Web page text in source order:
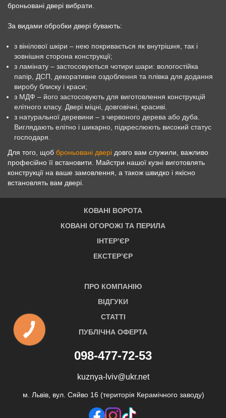
броньовані двері вибрати.
За видами обробки двері бувають:
з вінілової шкіри – нею покривається як внутрішня, так і
зовнішня сторона конструкції;
з ламінату – застосовуються чотири шари: вологостійка
папір, ДСП, декоративне оздоблення та плівка для додання
виробу блиску і краси;
з МДФ – його застосовують для виготовлення конструкцій
елітного класу. Двері міцні, довговічні, красиві.
з натуральної деревини – з червоного дерева або дуба.
Виглядають елітно і шикарно, підкреслюють високий статус
господаря.
Для того, щоб броньовані двері довго вам служили, важливо
професійно її встановити. Майстри нашої кузні виготовлять
конструкції на ваше замовлення, а також швидко і якісно
встановлять вам двері.
КОВАНІ ВОРОТА
КОВАНІ ОГОРОЖІ ТА ПЕРИЛА
ІНТЕР’ЄР
ЕКСТЕР’ЄР
ПРО КОМПАНІЮ
ВІДГУКИ
СТАТТІ
ПУБЛІЧНА ОФЕРТА
098-477-72-53
kuznya-lviv@ukr.net
м. Львів, вул. Сяйво 16 (територія Керамічного заводу)